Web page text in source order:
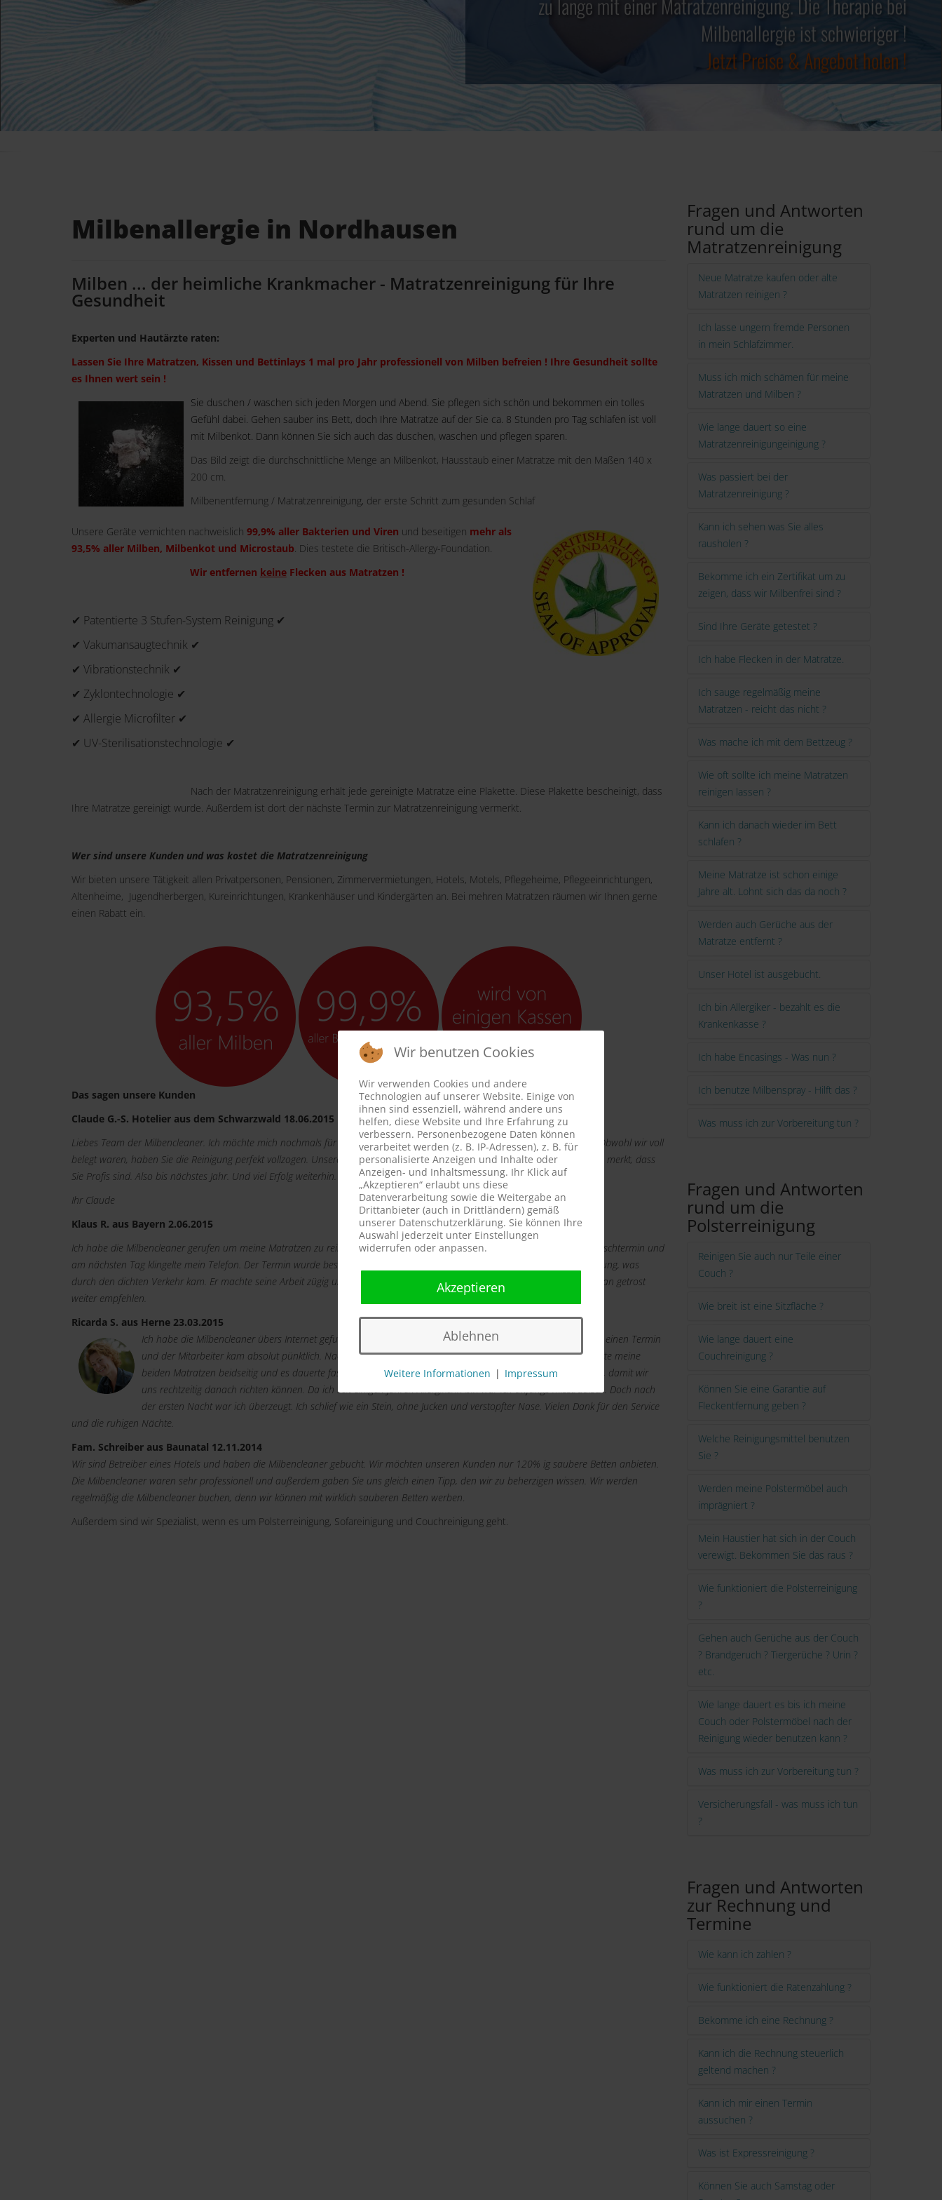
Milbenallergie ist schwieriger !
Jetzt Preise & Angebot holen !
Jetzt Preise & Angebot holen !
✓ Kosten steuerlich absetzbar ✓
Jetzt Preise & Angebot holen !
Milbenallergie in Nordhausen
Milben ... der heimliche Krankmacher - Matratzenreinigung für Ihre
Gesundheit
Experten und Hautärzte raten:
Lassen Sie Ihre Matratzen, Kissen und Bettinlays 1 mal pro Jahr professionell von Milben befreien ! Ihre Gesundheit sollte
es Ihnen wert sein !
Sie duschen / waschen sich jeden Morgen und Abend. Sie pflegen sich schön und bekommen ein tolles
Gefühl dabei. Gehen sauber ins Bett, doch Ihre Matratze auf der Sie ca. 8 Stunden pro Tag schlafen ist voll
mit Milbenkot. Dann können Sie sich auch das duschen, waschen und pflegen sparen.
Das Bild zeigt die durchschnittliche Menge an Milbenkot, Hausstaub einer Matratze mit den Maßen 140 x
200 cm.
Milbenentfernung / Matratzenreinigung, der erste Schritt zum gesunden Schlaf
Unsere Geräte vernichten nachweislich 99,9% aller Bakterien und Viren und beseitigen mehr als
93,5% aller Milben, Milbenkot und Microstaub. Dies testete die Britisch-Allergy-Foundation.
Wir entfernen keineFlecken aus Matratzen !
✔ Patentierte 3 Stufen-System Reinigung ✔
✔ Vakumansaugtechnik ✔
✔ Vibrationstechnik ✔
✔ Zyklontechnologie ✔
✔ Allergie Microfilter ✔
✔ UV-Sterilisationstechnologie ✔
Nach der Matratzenreinigung erhält jede gereinigte Matratze eine Plakette. Diese Plakette bescheinigt, dass
Ihre Matratze gereinigt wurde. Außerdem ist dort der nächste Termin zur Matratzenreinigung vermerkt.
Wer sind unsere Kunden und was kostet die Matratzenreinigung
Wir bieten unsere Tätigkeit allen Privatpersonen, Pensionen, Zimmervermietungen, Hotels, Motels, Pflegeheime, Pflegeeinrichtungen,
Altenheime, Jugendherbergen, Kureinrichtungen, Krankenhäuser und Kindergärten an. Bei mehren Matratzen räumen wir Ihnen gerne
einen Rabatt ein.
Das sagen unsere Kunden
Claude G.-S. Hotelier aus dem Schwarzwald 18.06.2015
Liebes Team der Milbencleaner. Ich möchte mich nochmals für den reibungslosen Ablauf der Matratzenreinigung bedanken. Obwohl wir voll
belegt waren, haben Sie die Reinigung perfekt vollzogen. Unsere Gäste sind sehr dankbar und haben nur positiv reagiert. Man merkt, dass
Sie Profis sind. Also bis nächstes Jahr. Und viel Erfolg weiterhin.
Ihr Claude
Klaus R. aus Bayern 2.06.2015
Ich habe die Milbencleaner gerufen um meine Matratzen zu reinigen. Es ging ganz unkompliziert. Formular ausgefüllt mit Wunschtermin und
am nächsten Tag klingelte mein Telefon. Der Termin wurde bestätigt. Am Termin kam dert Mitarbeiter mit 15 Minuten Verspätung, was
durch den dichten Verkehr kam. Er machte seine Arbeit zügig und gewissenhaft. Ich kann nur sagen "Top Service". Die kann man getrost
weiter empfehlen.
Ricarda S. aus Herne 23.03.2015
Ich habe die Milbencleaner übers Internet gefunden und dachte "Ich probiere es aus". Per Telefon machte ich einen Termin
und der Mitarbeiter kam absolut pünktlich. Nach einem kurzen Smalltalk begann er mit seiner Arbeit. Er reinigte meine
beiden Matratzen beidseitig und es dauerte fast 1 Stunde. Im Anschluss machte er gleich einen neuen Termin, damit wir
uns rechtzeitig danach richten können. Da ich seit einigen Jahren Allergikerin bin war ich anfangs misstrauisch. Doch nach
der ersten Nacht war ich überzeugt. Ich schlief wie ein Stein, ohne Jucken und verstopfter Nase. Vielen Dank für den Service
und die ruhigen Nächte.
Fam. Schreiber aus Baunatal 12.11.2014
Wir sind Betreiber eines Hotels und haben die Milbencleaner gebucht. Wir möchten unseren Kunden nur 120% ig saubere Betten anbieten.
Die Milbencleaner waren sehr professionell und außerdem gaben Sie uns gleich einen Tipp, den wir zu beherzigen wissen. Wir werden
regelmäßig die Milbencleaner buchen, denn wir können mit wirklich sauberen Betten werben.
Außerdem sind wir Spezialist, wenn es um Polsterreinigung, Sofareinigung und Couchreinigung geht.
Fragen und Antworten
rund um die
Matratzenreinigung
Neue Matratze kaufen oder alte
Matratzen reinigen ?
Ich lasse ungern fremde Personen
in mein Schlafzimmer.
Muss ich mich schämen für meine
Matratzen und Milben ?
Wie lange dauert so eine
Matratzenreinigungeinigung ?
Was passiert bei der
Matratzenreinigung ?
Kann ich sehen was Sie alles
rausholen ?
Bekomme ich ein Zertifikat um zu
zeigen, dass wir Milbenfrei sind ?
Sind Ihre Geräte getestet ?
Ich habe Flecken in der Matratze.
Ich sauge regelmäßig meine
Matratzen - reicht das nicht ?
Was mache ich mit dem Bettzeug ?
Wie oft sollte ich meine Matratzen
reinigen lassen ?
Kann ich danach wieder im Bett
schlafen ?
Meine Matratze ist schon einige
Jahre alt. Lohnt sich das da noch ?
Werden auch Gerüche aus der
Matratze entfernt ?
Unser Hotel ist ausgebucht.
Ich bin Allergiker - bezahlt es die
Krankenkasse ?
Ich habe Encasings - Was nun ?
Ich benutze Milbenspray - Hilft das ?
Was muss ich zur Vorbereitung tun ?
Fragen und Antworten
rund um die
Polsterreinigung
Reinigen Sie auch nur Teile einer
Couch ?
Wie breit ist eine Sitzfläche ?
Wie lange dauert eine
Couchreinigung ?
Können Sie eine Garantie auf
Fleckentfernung geben ?
Welche Reinigungsmittel benutzen
Sie ?
Werden meine Polstermöbel auch
imprägniert ?
Mein Haustier hat sich in der Couch
verewigt. Bekommen Sie das raus ?
Wie funktioniert die Polsterreinigung
?
Gehen auch Gerüche aus der Couch
? Brandgeruch ? Tiergerüche ? Urin ?
etc.
Wie lange dauert es bis ich meine
Couch oder Polstermöbel nach der
Reinigung wieder benutzen kann ?
Was muss ich zur Vorbereitung tun ?
Versicherungsfall - was muss ich tun
?
Fragen und Antworten
zur Rechnung und
Termine
Wie kann ich zahlen ?
Wie funktioniert die Ratenzahlung ?
Bekomme ich eine Rechnung ?
Kann ich die Rechnung steuerlich
geltend machen ?
Kann ich mir einen Termin
aussuchen ?
Was ist Expressreinigung ?
Können Sie auch Samstag oder
Wir benutzen Cookies
Wir verwenden Cookies und andere
Technologien auf unserer Website. Einige von
ihnen sind essenziell, während andere uns
helfen, diese Website und Ihre Erfahrung zu
verbessern. Personenbezogene Daten können
verarbeitet werden (z. B. IP-Adressen), z. B. für
personalisierte Anzeigen und Inhalte oder
Anzeigen- und Inhaltsmessung. Ihr Klick auf
„Akzeptieren“ erlaubt uns diese
Datenverarbeitung sowie die Weitergabe an
Drittanbieter (auch in Drittländern) gemäß
unserer Datenschutzerklärung. Sie können Ihre
Auswahl jederzeit unter Einstellungen
widerrufen oder anpassen.
Akzeptieren
Ablehnen
Weitere Informationen | Impressum